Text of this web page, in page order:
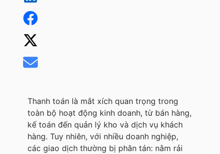
Thanh toán là mắt xích quan trọng trong
toàn bộ hoạt động kinh doanh, từ bán hàng,
kế toán đến quản lý kho và dịch vụ khách
hàng. Tuy nhiên, với nhiều doanh nghiệp,
các giao dịch thường bị phân tán: nằm rải